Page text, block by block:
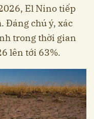
El Nino tiếp
Đáng chú ý, xác
trong thời gian
lên tới 63%.